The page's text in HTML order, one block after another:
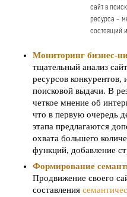
сайт в
ресурса –
состоящий
Мониторинг бизнес-
тщательный анализ
ресурсов конкурентов,
поисковой выдачи. В
четкое мнение об
что в первую очередь
этапа предлагаются
охвата большего
функций, добавление
Формирование
Продвижение своего
составления